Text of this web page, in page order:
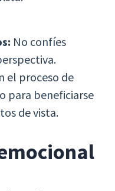
No confíes
el proceso de
para beneficiarse
de vista.